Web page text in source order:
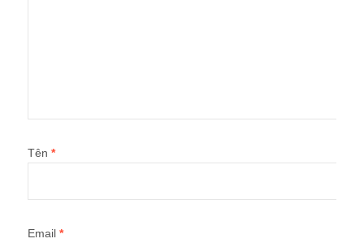
Tên *
Email *